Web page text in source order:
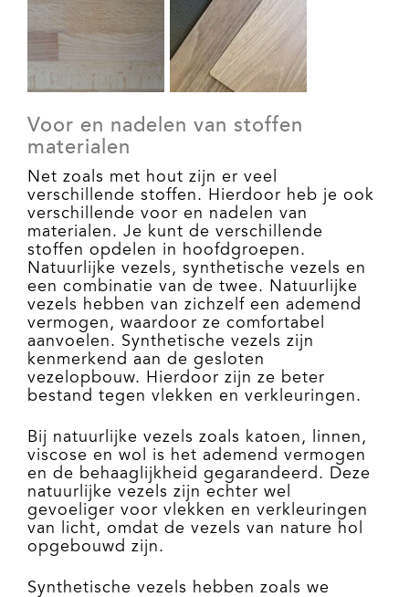
Voor en nadelen van stoffen
materialen
Net zoals met hout zijn er veel
verschillende stoffen. Hierdoor heb je ook
verschillende voor en nadelen van
materialen. Je kunt de verschillende
stoffen opdelen in hoofdgroepen.
Natuurlijke vezels, synthetische vezels en
een combinatie van de twee. Natuurlijke
vezels hebben van zichzelf een ademend
vermogen, waardoor ze comfortabel
aanvoelen. Synthetische vezels zijn
kenmerkend aan de gesloten
vezelopbouw. Hierdoor zijn ze beter
bestand tegen vlekken en verkleuringen.
Bij natuurlijke vezels zoals katoen, linnen,
viscose en wol is het ademend vermogen
en de behaaglijkheid gegarandeerd. Deze
natuurlijke vezels zijn echter wel
gevoeliger voor vlekken en verkleuringen
van licht, omdat de vezels van nature hol
opgebouwd zijn.
Synthetische vezels hebben zoals we